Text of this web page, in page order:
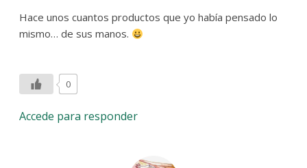
Hace unos cuantos productos que yo había pensado lo
mismo… de sus manos.
0
Accede para responder